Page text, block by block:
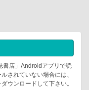
書店」Androidアプリで読
されていない場合には、
ウンロードして下さい。